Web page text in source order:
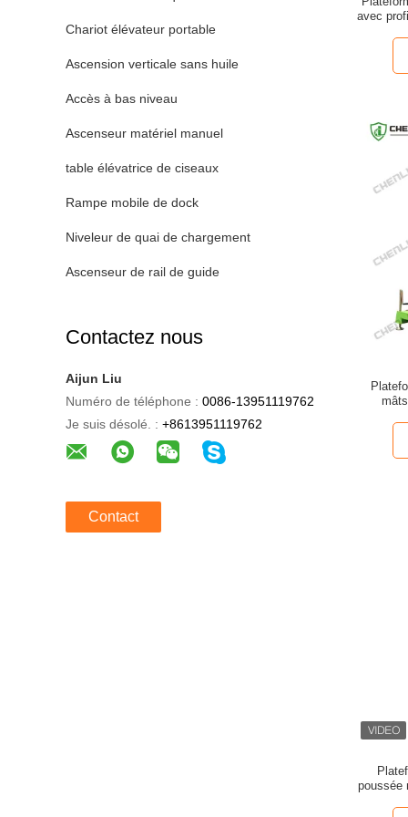
Chariot élévateur portable
Ascension verticale sans huile
Accès à bas niveau
Ascenseur matériel manuel
table élévatrice de ciseaux
Rampe mobile de dock
Niveleur de quai de chargement
Ascenseur de rail de guide
Contactez nous
Aijun Liu
Numéro de téléphone : 0086-13951119762
Je suis désolé. : +8613951119762
Contact
avec
poussée